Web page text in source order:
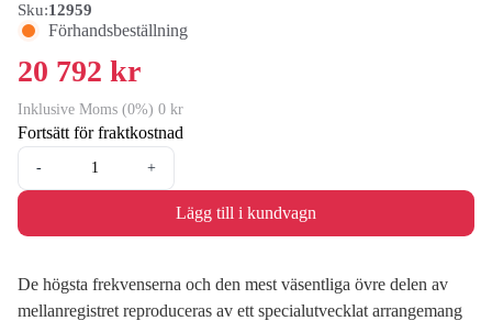
Sku:12959
Förhandsbeställning
20 792 kr
Inklusive Moms (0%) 0 kr
Fortsätt för fraktkostnad
- +
Lägg till i kundvagn
De högsta frekvenserna och den mest väsentliga övre delen av
mellanregistret reproduceras av ett specialutvecklat arrangemang